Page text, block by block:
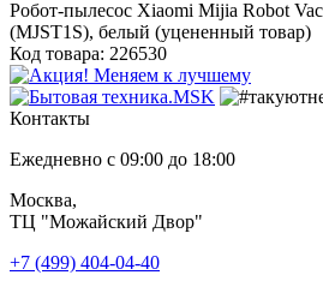
Робот-пылесос Xiaomi Mijia Robot
(MJST1S), белый (уцененный товар)
Код товара: 226530
Контакты
Ежедневно с 09:00 до 18:00
Москва,
ТЦ "Можайский Двор"
+7 (499) 404-04-40